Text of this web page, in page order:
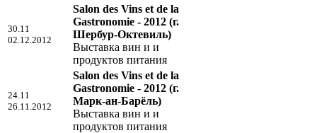
30.11
02.12.2012
Salon des Vins et de la
Gastronomie - 2012 (г.
Шербур-Октевиль)
Выставка вин и и
продуктов питания
24.11
26.11.2012
Salon des Vins et de la
Gastronomie - 2012 (г.
Марк-ан-Барёль)
Выставка вин и и
продуктов питания